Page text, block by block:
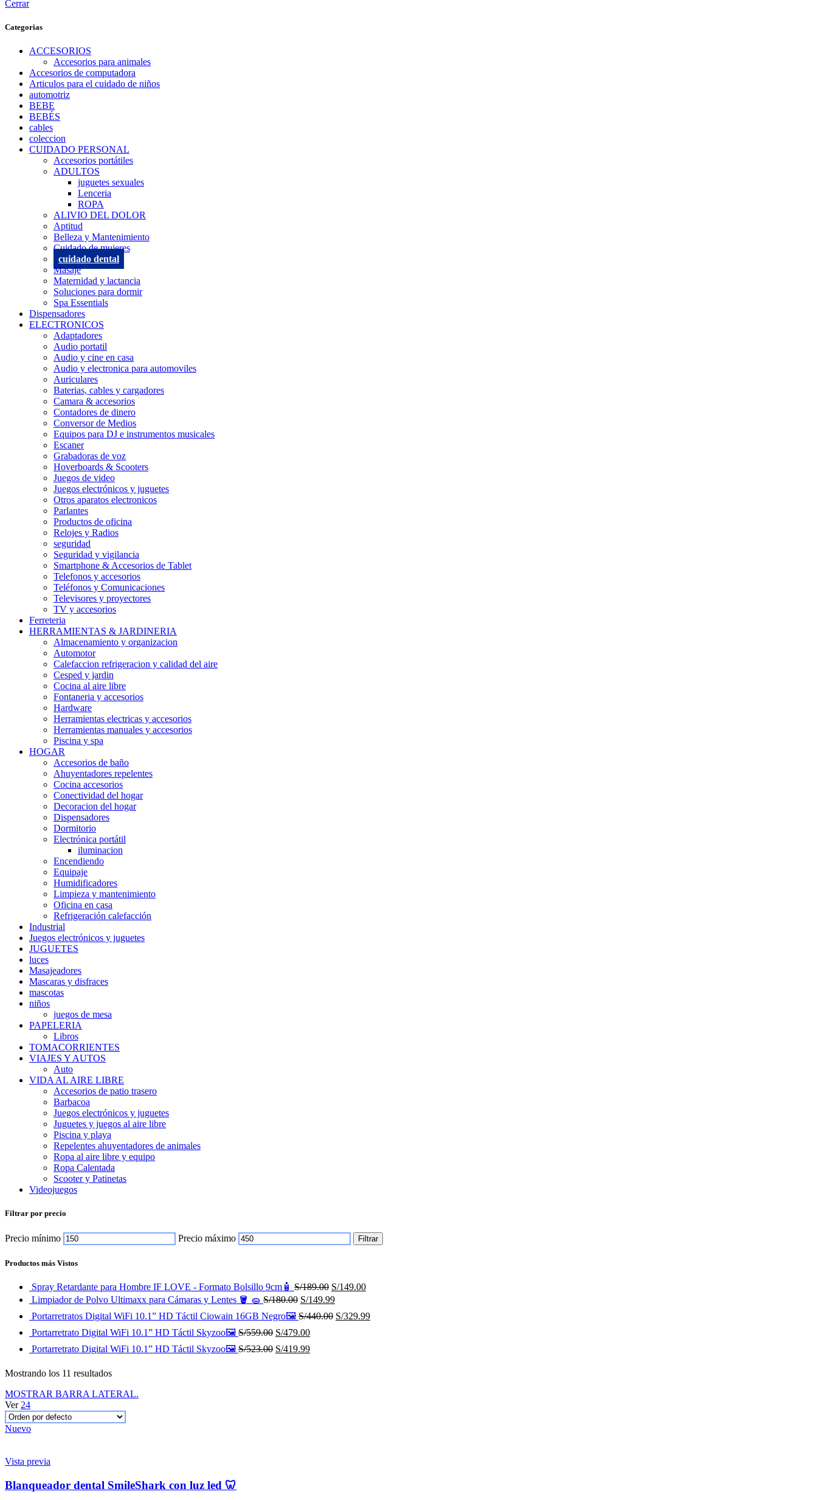
Cerrar
Categorias
ACCESORIOS
Accesorios para animales
Accesorios de computadora
Articulos para el cuidado de niños
automotriz
BEBE
BEBÉS
cables
coleccion
CUIDADO PERSONAL
Accesorios portátiles
ADULTOS
juguetes sexuales
Lenceria
ROPA
ALIVIO DEL DOLOR
Aptitud
Belleza y Mantenimiento
Cuidado de mujeres
cuidado dental
Masaje
Maternidad y lactancia
Soluciones para dormir
Spa Essentials
Dispensadores
ELECTRONICOS
Adaptadores
Audio portatil
Audio y cine en casa
Audio y electronica para automoviles
Auriculares
Baterias, cables y cargadores
Camara & accesorios
Contadores de dinero
Conversor de Medios
Equipos para DJ e instrumentos musicales
Escaner
Grabadoras de voz
Hoverboards & Scooters
Juegos de video
Juegos electrónicos y juguetes
Otros aparatos electronicos
Parlantes
Productos de oficina
Relojes y Radios
seguridad
Seguridad y vigilancia
Smartphone & Accesorios de Tablet
Telefonos y accesorios
Teléfonos y Comunicaciones
Televisores y proyectores
TV y accesorios
Ferreteria
HERRAMIENTAS & JARDINERIA
Almacenamiento y organizacion
Automotor
Calefaccion refrigeracion y calidad del aire
Cesped y jardin
Cocina al aire libre
Fontaneria y accesorios
Hardware
Herramientas electricas y accesorios
Herramientas manuales y accesorios
Piscina y spa
HOGAR
Accesorios de baño
Ahuyentadores repelentes
Cocina accesorios
Conectividad del hogar
Decoracion del hogar
Dispensadores
Dormitorio
Electrónica portátil
iluminacion
Encendiendo
Equipaje
Humidificadores
Limpieza y mantenimiento
Oficina en casa
Refrigeración calefacción
Industrial
Juegos electrónicos y juguetes
JUGUETES
luces
Masajeadores
Mascaras y disfraces
mascotas
niños
juegos de mesa
PAPELERIA
Libros
TOMACORRIENTES
VIAJES Y AUTOS
Auto
VIDA AL AIRE LIBRE
Accesorios de patio trasero
Barbacoa
Juegos electrónicos y juguetes
Juguetes y juegos al aire libre
Piscina y playa
Repelentes ahuyentadores de animales
Ropa al aire libre y equipo
Ropa Calentada
Scooter y Patinetas
Videojuegos
Filtrar por precio
Precio mínimo Precio máximo Filtrar
Productos más Vistos
Spray Retardante para Hombre IF LOVE - Formato Bolsillo 9cm🧴 S/189.00 S/149.00
Limpiador de Polvo Ultimaxx para Cámaras y Lentes 🪣 🧽 S/180.00 S/149.99
Portarretratos Digital WiFi 10.1” HD Táctil Ciowain 16GB Negro🖼️ S/440.00 S/329.99
Portarretrato Digital WiFi 10.1” HD Táctil Skyzoo🖼️ S/559.00 S/479.00
Portarretrato Digital WiFi 10.1” HD Táctil Skyzoo🖼️ S/523.00 S/419.99
Mostrando los 11 resultados
MOSTRAR BARRA LATERAL.
Ver 24
Nuevo
Vista previa
Blanqueador dental SmileShark con luz led 🦷